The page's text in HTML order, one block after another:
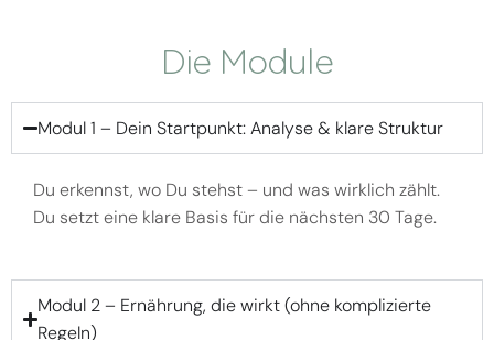
Die Module
Modul 1 – Dein Startpunkt: Analyse & klare Struktur
Du erkennst, wo Du stehst – und was wirklich zählt.
Du setzt eine klare Basis für die nächsten 30 Tage.
Modul 2 – Ernährung, die wirkt (ohne komplizierte
Regeln)